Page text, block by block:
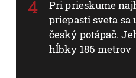
Pri prieskume
priepasti sveta
český potápač.
hĺbky 186 metrov